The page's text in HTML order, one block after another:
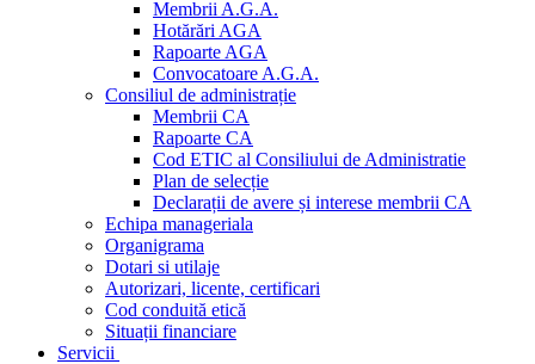
Membrii A.G.A.
Hotărări AGA
Rapoarte AGA
Convocatoare A.G.A.
Consiliul de administrație
Membrii CA
Rapoarte CA
Cod ETIC al Consiliului de Administratie
Plan de selecție
Declarații de avere și interese membrii CA
Echipa manageriala
Organigrama
Dotari si utilaje
Autorizari, licente, certificari
Cod conduită etică
Situații financiare
Servicii